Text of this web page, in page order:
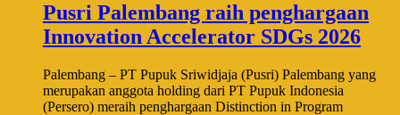
Pusri Palembang raih penghargaan
Innovation Accelerator SDGs 2026
Palembang – PT Pupuk Sriwidjaja (Pusri) Palembang yang
merupakan anggota holding dari PT Pupuk Indonesia
(Persero) meraih penghargaan Distinction in Program